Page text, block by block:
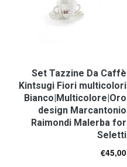
Set Tazzine Da Caffè
Kintsugi Fiori multicolori
Bianco|Multicolore|Oro
design Marcantonio
Raimondi Malerba for
Seletti
€45,00